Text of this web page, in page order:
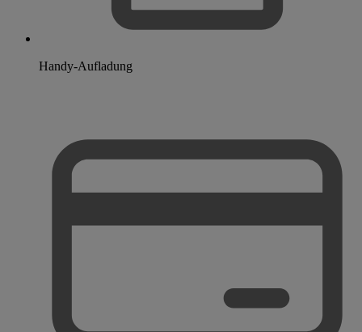
Handy-Aufladung